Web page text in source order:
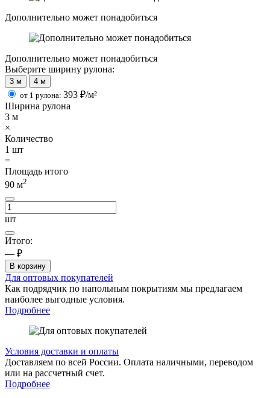
Дополнительно может понадобиться
Дополнительно может понадобиться
Выберите ширину рулона:
3 м
4 м
от 1 рулона: 393 ₽/м²
Ширина рулона
3 м
×
Количество
1 шт
=
Площадь итого
90 м2
шт
Итого:
— ₽
В корзину
Для оптовых покупателей
Как подрядчик по напольным покрытиям мы предлагаем
наиболее выгодные условия.
Подробнее
Условия доставки и оплаты
Доставляем по всей России. Оплата наличными, переводом
или на рассчетный счет.
Подробнее